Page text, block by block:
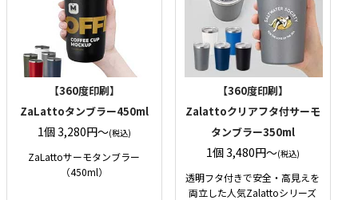
【360度印刷】
ZaLattoタンブラー450ml
1個 3,280円〜(税込)
ZaLattoサーモタンブラー
（450ml）
【360度印刷】
Zalattoクリアフタ付サーモ
タンブラー350ml
1個 3,480円〜(税込)
透明フタ付きで安全・高見えを
両立した人気Zalattoシリーズ